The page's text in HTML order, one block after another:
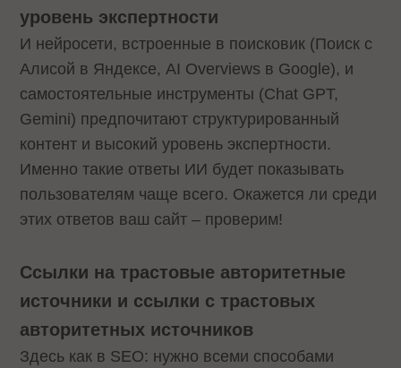
уровень экспертности
И нейросети, встроенные в поисковик (Поиск с
Алисой в Яндексе, AI Overviews в Google), и
самостоятельные инструменты (Chat GPT,
Gemini) предпочитают структурированный
контент и высокий уровень экспертности.
Именно такие ответы ИИ будет показывать
пользователям чаще всего. Окажется ли среди
этих ответов ваш сайт – проверим!
Ссылки на трастовые авторитетные
источники и ссылки с трастовых
авторитетных источников
Здесь как в SEO: нужно всеми способами